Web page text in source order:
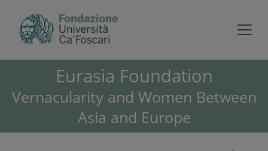
Eurasia Foundation
Vernacularity and Women Between
Asia and Europe